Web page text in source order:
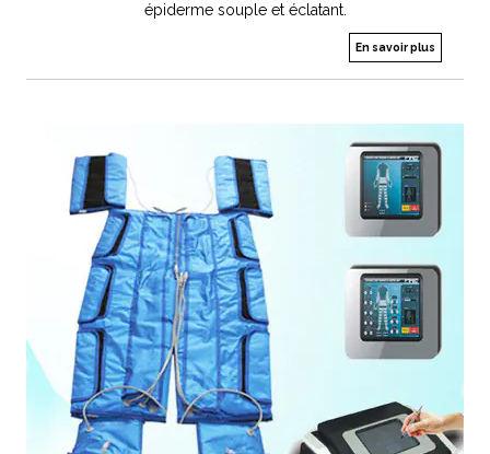
épiderme souple et éclatant.
En savoir plus